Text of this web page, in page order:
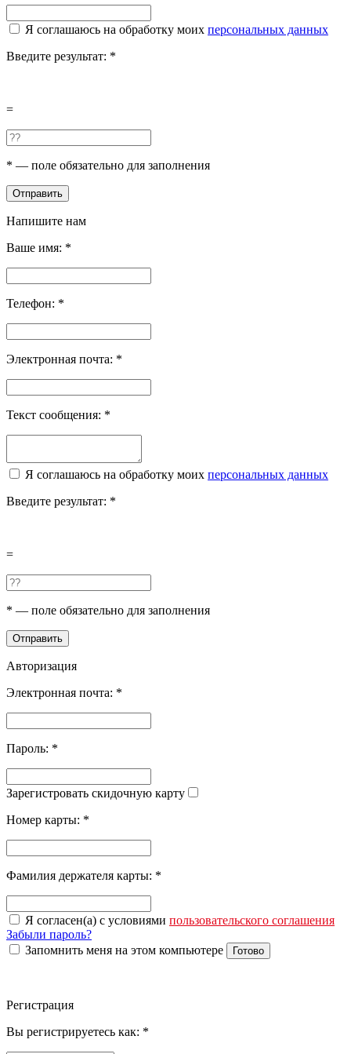
Я соглашаюсь на обработку моих персональных данных
Введите результат: *
=
* — поле обязательно для заполнения
Отправить
Напишите нам
Ваше имя: *
Телефон: *
Электронная почта: *
Текст сообщения: *
Я соглашаюсь на обработку моих персональных данных
Введите результат: *
=
* — поле обязательно для заполнения
Отправить
Авторизация
Электронная почта: *
Пароль: *
Зарегистровать скидочную карту
Номер карты: *
Фамилия держателя карты: *
Я согласен(а) с условиями пользовательского соглашения
Забыли пароль?
Запомнить меня на этом компьютере
Готово
Регистрация
Вы регистрируетесь как: *